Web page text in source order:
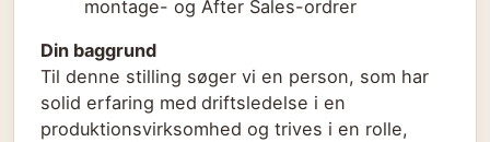
montage- og After Sales-ordrer
Din baggrund
Til denne stilling søger vi en person, som har
solid erfaring med driftsledelse i en
produktionsvirksomhed og trives i en rolle,